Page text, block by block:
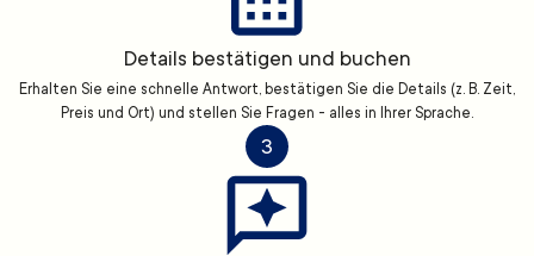
Details bestätigen und buchen
Erhalten Sie eine schnelle Antwort, bestätigen Sie die Details (z. B. Zeit,
Preis und Ort) und stellen Sie Fragen - alles in Ihrer Sprache.
3